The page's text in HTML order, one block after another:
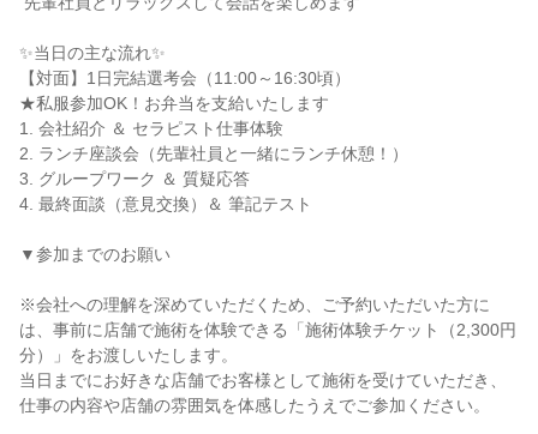
✨当日の主な流れ✨
【対面】1日完結選考会（11:00～16:30頃）
★私服参加OK！お弁当を支給いたします
1. 会社紹介 ＆ セラピスト仕事体験
2. ランチ座談会（先輩社員と一緒にランチ休憩！）
3. グループワーク ＆ 質疑応答
4. 最終面談（意見交換）＆ 筆記テスト
▼参加までのお願い
※会社への理解を深めていただくため、ご予約いただいた方に
は、事前に店舗で施術を体験できる「施術体験チケット（2,300円
分）」をお渡しいたします。
当日までにお好きな店舗でお客様として施術を受けていただき、
仕事の内容や店舗の雰囲気を体感したうえでご参加ください。